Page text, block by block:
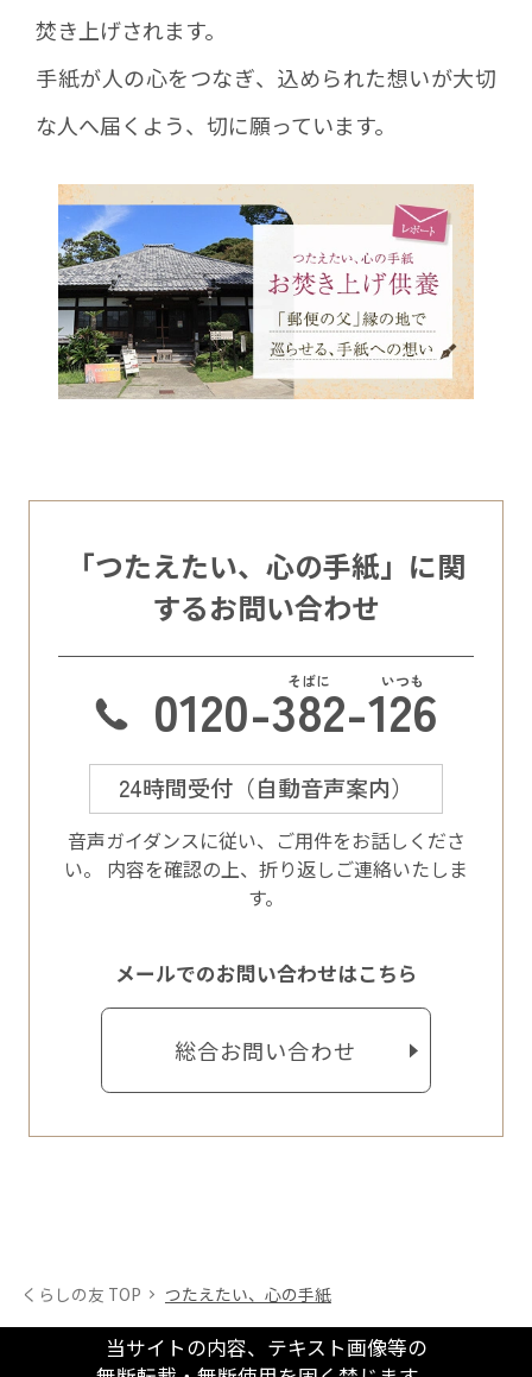
焚き上げされます。
手紙が人の心をつなぎ、込められた想いが大切
な人へ届くよう、切に願っています。
「つたえたい、心の手紙」に関
するお問い合わせ
0120-382-126
24時間受付（自動音声案内）
⾳声ガイダンスに従い、ご⽤件をお話しくださ
い。
内容を確認の上、折り返しご連絡いたしま
す。
メールでのお問い合わせはこちら
総合お問い合わせ
くらしの友 TOP つたえたい、心の手紙
当サイトの内容、テキスト画像等の